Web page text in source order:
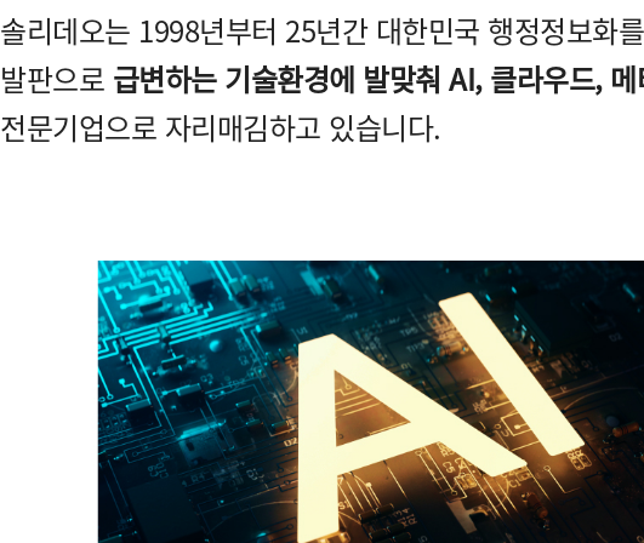
솔리데오는 1998년부터 25년간 대한민국 행정정보화
발판으로 급변하는 기술환경에 발맞춰 AI, 클라우드,
전문기업으로 자리매김하고 있습니다.